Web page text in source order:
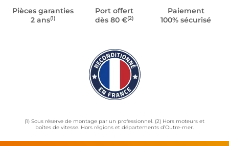
Pièces garanties
2 ans(1)
Port offert
dès 80 €(2)
Paiement
100% sécurisé
(1) Sous réserve de montage par un professionnel. (2) Hors moteurs et
boîtes de vitesse. Hors régions et départements d’Outre-mer.